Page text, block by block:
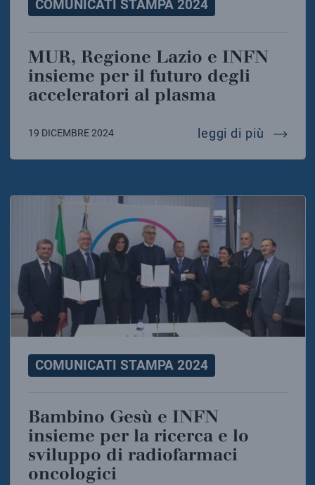
COMUNICATI STAMPA 2024
MUR, Regione Lazio e INFN
insieme per il futuro degli
acceleratori al plasma
19 DICEMBRE 2024 leggi di più mur,
COMUNICATI STAMPA 2024
Bambino Gesù e INFN
insieme per la ricerca e lo
sviluppo di radiofarmaci
oncologici